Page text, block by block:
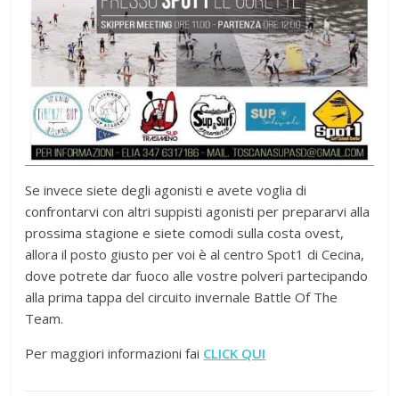
Se invece siete degli agonisti e avete voglia di
confrontarvi con altri suppisti agonisti per prepararvi alla
prossima stagione e siete comodi sulla costa ovest,
allora il posto giusto per voi è al centro Spot1 di Cecina,
dove potrete dar fuoco alle vostre polveri partecipando
alla prima tappa del circuito invernale Battle Of The
Team.
Per maggiori informazioni fai CLICK QUI